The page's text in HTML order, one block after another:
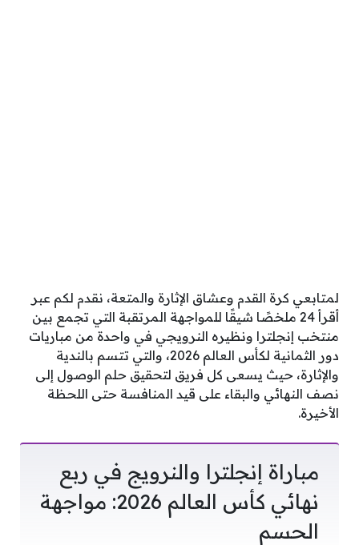
لمتابعي كرة القدم وعشاق الإثارة والمتعة، نقدم لكم عبر
أقرأ 24 ملخصًا شيقًا للمواجهة المرتقبة التي تجمع بين
منتخب إنجلترا ونظيره النرويجي في واحدة من مباريات
دور الثمانية لكأس العالم 2026، والتي تتسم بالندية
والإثارة، حيث يسعى كل فريق لتحقيق حلم الوصول إلى
نصف النهائي والبقاء على قيد المنافسة حتى اللحظة
الأخيرة.
مباراة إنجلترا والنرويج في ربع
نهائي كأس العالم 2026: مواجهة
الحسم